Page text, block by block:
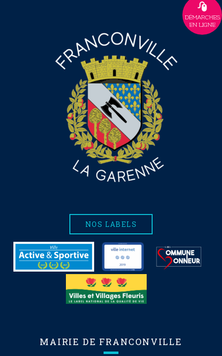
NOS LABELS
MAIRIE DE FRANCONVILLE
DÉMARCHES
EN LIGNE